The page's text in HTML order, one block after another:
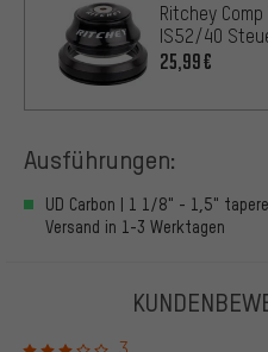
Ritchey
IS52/40
25,99€
Ausführungen:
UD Carbon | 1 1/8" - 1,5"
Versand in 1-3 Werktagen